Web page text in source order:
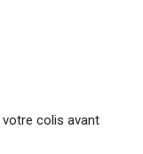
votre colis avant